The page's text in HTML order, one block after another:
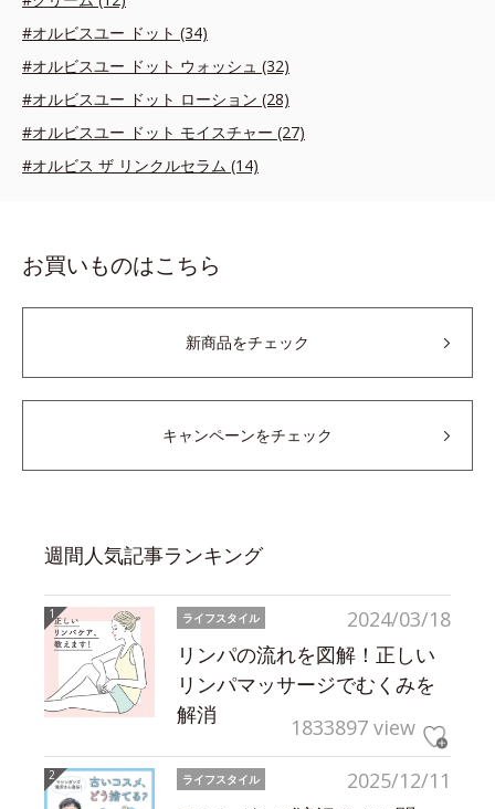
#オルビスユー ドット (34)
#オルビスユー ドット ウォッシュ (32)
#オルビスユー ドット ローション (28)
#オルビスユー ドット モイスチャー (27)
#オルビス ザ リンクルセラム (14)
お買いものはこちら
新商品をチェック
キャンペーンをチェック
週間人気記事ランキング
2024/03/18
ライフスタイル
リンパの流れを図解！正しい
リンパマッサージでむくみを
解消
1833897 view
2025/12/11
ライフスタイル